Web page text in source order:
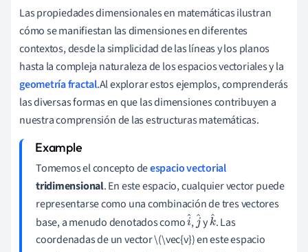
Las propiedades dimensionales en matemáticas ilustran
cómo se manifiestan las dimensiones en diferentes
contextos, desde la simplicidad de las líneas y los planos
hasta la compleja naturaleza de los espacios vectoriales y la
geometría fractal.Al explorar estos ejemplos, comprenderás
las diversas formas en que las dimensiones contribuyen a
nuestra comprensión de las estructuras matemáticas.
Tomemos el concepto deespacio vectorial
tridimensional. En este espacio, cualquier vector puede
representarse como una combinación de tres vectores
base, a menudo denotados comoi
^
,j
^
yk
^
. Las
coordenadas de un vector \(\vec{v}) en este espacio